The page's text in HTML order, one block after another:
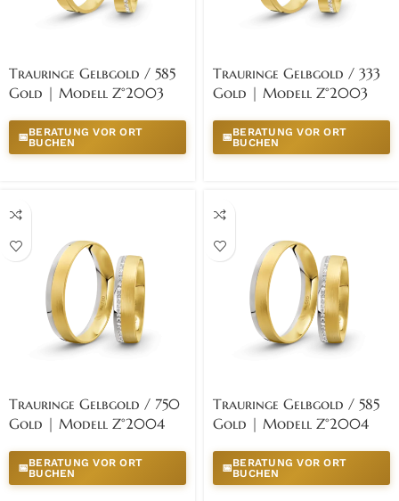
Trauringe Gelbgold / 585
Gold | Modell Z°2003
📅BERATUNG VOR ORT
BUCHEN
Trauringe Gelbgold / 333
Gold | Modell Z°2003
📅BERATUNG VOR ORT
BUCHEN
Trauringe Gelbgold / 750
Gold | Modell Z°2004
📅BERATUNG VOR ORT
BUCHEN
Trauringe Gelbgold / 585
Gold | Modell Z°2004
📅BERATUNG VOR ORT
BUCHEN